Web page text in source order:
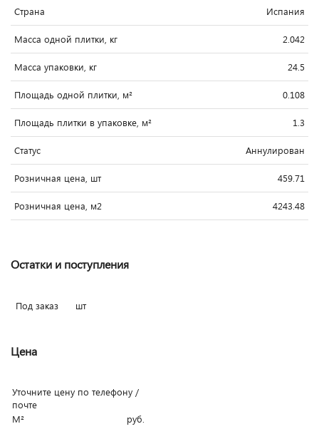
Страна Испания
Масса одной плитки, кг 2.042
Масса упаковки, кг 24.5
Площадь одной плитки, м² 0.108
Площадь плитки в упаковке, м² 1.3
Статус Аннулирован
Розничная цена, шт 459.71
Розничная цена, м2 4243.48
Остатки и поступления
Под заказ шт
Цена
Уточните цену по телефону /
почте
М²
руб.